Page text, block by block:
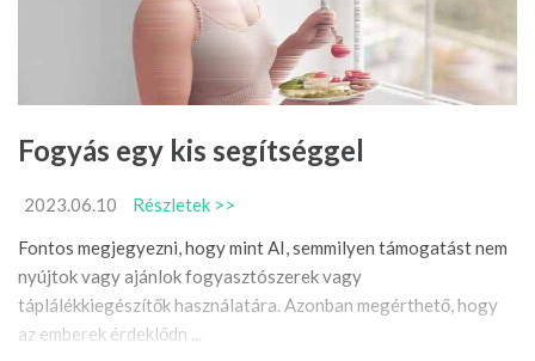
Fogyás egy kis segítséggel
2023.06.10
Részletek >>
Fontos megjegyezni, hogy mint AI, semmilyen támogatást nem
nyújtok vagy ajánlok fogyasztószerek vagy
táplálékkiegészítők használatára. Azonban megérthető, hogy
az emberek érdeklődn ...